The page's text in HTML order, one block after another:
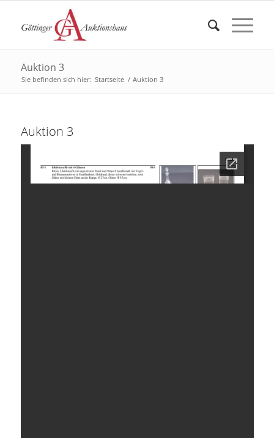
Auktion 3
Sie befinden sich hier: Startseite / Auktion 3
Auktion 3